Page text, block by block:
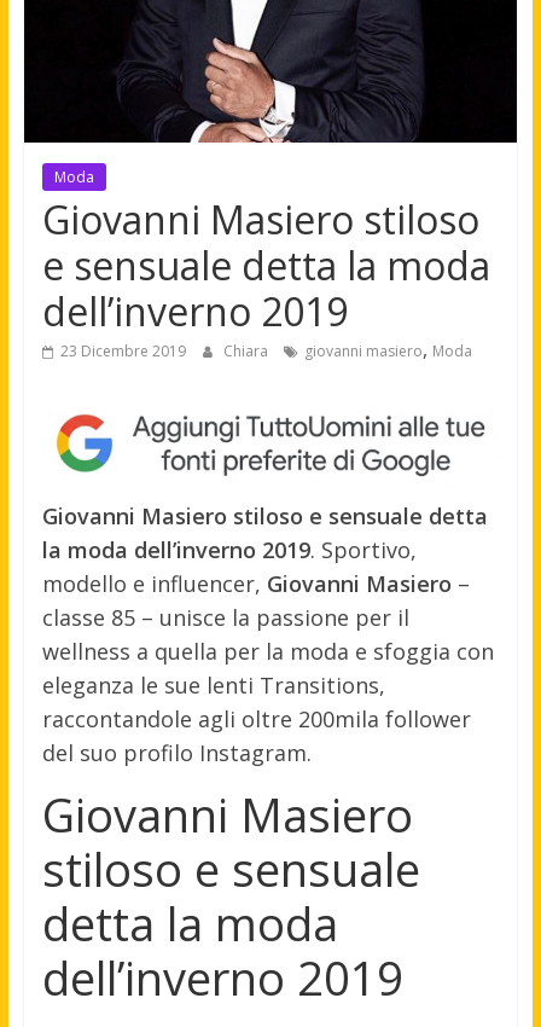
Moda
Giovanni Masiero stiloso
e sensuale detta la moda
dell’inverno 2019
23 Dicembre 2019 Chiara giovanni masiero, Moda
Giovanni Masiero stiloso e sensuale detta
la moda dell’inverno 2019. Sportivo,
modello e influencer, Giovanni Masiero –
classe 85 – unisce la passione per il
wellness a quella per la moda e sfoggia con
eleganza le sue lenti Transitions,
raccontandole agli oltre 200mila follower
del suo profilo Instagram.
Giovanni Masiero
stiloso e sensuale
detta la moda
dell’inverno 2019